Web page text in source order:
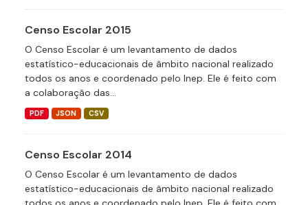
Censo Escolar 2015
O Censo Escolar é um levantamento de dados
estatístico-educacionais de âmbito nacional realizado
todos os anos e coordenado pelo Inep. Ele é feito com
a colaboração das...
PDF JSON CSV
Censo Escolar 2014
O Censo Escolar é um levantamento de dados
estatístico-educacionais de âmbito nacional realizado